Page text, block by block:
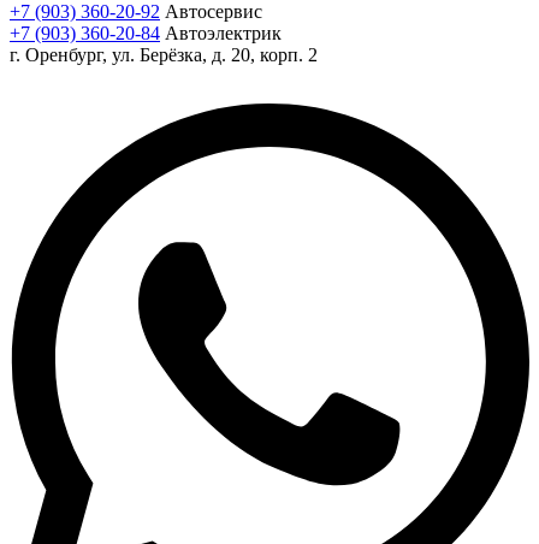
+7 (903) 360-20-92 Автосервис
+7 (903) 360-20-84 Автоэлектрик
г. Оренбург, ул. Берёзка, д. 20, корп. 2